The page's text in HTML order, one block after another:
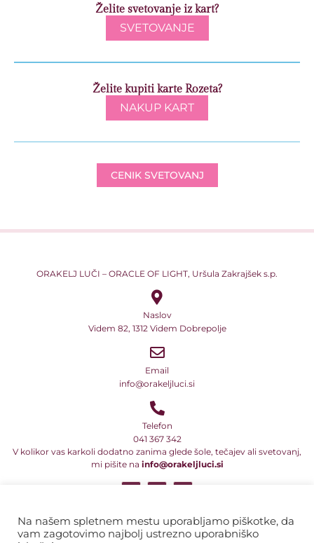
Želite svetovanje iz kart?
SVETOVANJE
Želite kupiti karte Rozeta?
NAKUP KART
CENIK SVETOVANJ
ORAKELJ LUČI – ORACLE OF LIGHT, Uršula Zakrajšek s.p.
Naslov
Videm 82, 1312 Videm Dobrepolje
Email
info@orakeljluci.si
Telefon
041 367 342
V kolikor vas karkoli dodatno zanima glede šole, tečajev ali svetovanj,
mi pišite na info@orakeljluci.si
pravne oblike zaščite intelektualne lastnine. Prav tako to velja za
programe in njihova imena ter naslove. Zato ta besedila, tekste, dela
Na našem spletnem mestu uporabljamo piškotke, da
vam zagotovimo najbolj ustrezno uporabniško